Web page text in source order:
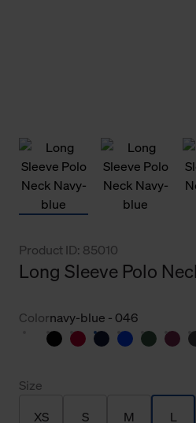
Product ID: 85010
Long Sleeve Polo
Colornavy-blue - 046
Size
XS S M L